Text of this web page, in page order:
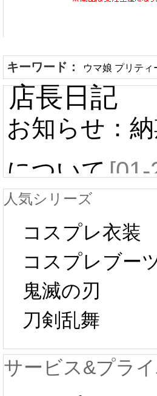
キーワード： ウマ娘 プリテ
店長日記
お知らせ：納
について[01-
中国旧正月の
響で2024年2
日から工場生
が一時停止
します。 2月
人気シリーズ
コスプレ衣装
コスプレブー
鬼滅の刃
刀剣乱舞
サービス&プラ